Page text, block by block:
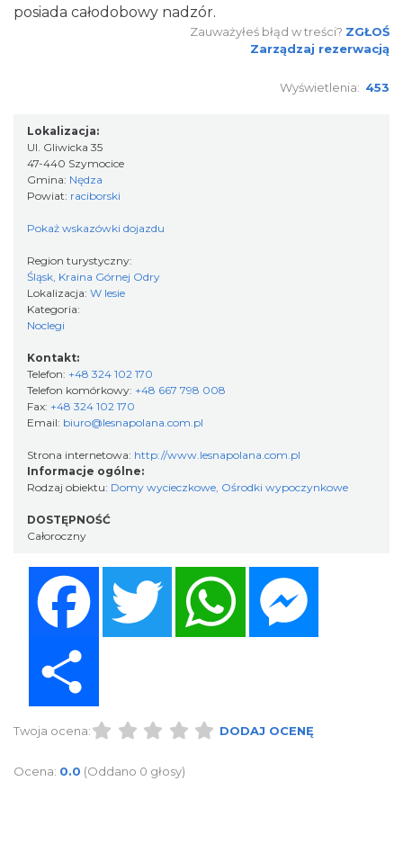
posiada całodobowy nadzór.
Zauważyłeś błąd w treści? ZGŁOŚ
Zarządzaj rezerwacją
Wyświetlenia: 453
Lokalizacja:
Ul. Gliwicka 35
47-440 Szymocice
Gmina: Nędza
Powiat: raciborski
Pokaż wskazówki dojazdu
Region turystyczny:
Śląsk, Kraina Górnej Odry
Lokalizacja: W lesie
Kategoria:
Noclegi
Kontakt:
Telefon: +48 324 102 170
Telefon komórkowy: +48 667 798 008
Fax: +48 324 102 170
Email: biuro@lesnapolana.com.pl
Strona internetowa: http://www.lesnapolana.com.pl
Informacje ogólne:
Rodzaj obiektu: Domy wycieczkowe, Ośrodki wypoczynkowe
DOSTĘPNOŚĆ
Całoroczny
Twitter WhatsApp
Twoja ocena: DODAJ OCENĘ
Ocena: 0.0 (Oddano 0 głosy)